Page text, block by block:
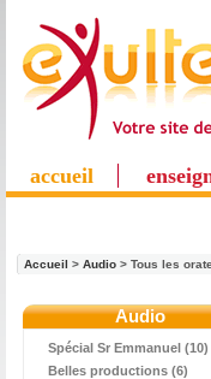
accueil
Accueil > Audio > Tous les
Audio
Spécial Sr Emmanuel (10)
Belles productions (6)